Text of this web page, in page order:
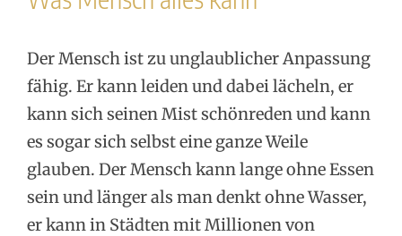
Der Mensch ist zu unglaublicher Anpassung
fähig. Er kann leiden und dabei lächeln, er
kann sich seinen Mist schönreden und kann
es sogar sich selbst eine ganze Weile
glauben. Der Mensch kann lange ohne Essen
sein und länger als man denkt ohne Wasser,
er kann in Städten mit Millionen von